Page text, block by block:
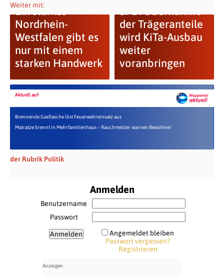
Weiter mit:
Ein starkes
Nordrhein-
Westfalen gibt es
nur mit einem
starken Handwerk
der Trägeranteile
wird KiTa-Ausbau
weiter
voranbringen
Aktuell auf
Brennende Gasflasche löst Feuerwehreinsatz aus
Matratze brennt in Mehrfamilienhaus – Rauchmelder warnen Bewohner
der Rubrik Politik
Anmelden
Benutzername
Passwort
Angemeldet bleiben
Passwort vergessen?
Registrieren